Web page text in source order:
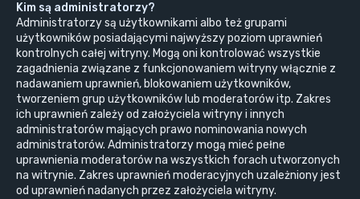
Kim są administratorzy?
Administratorzy są użytkownikami albo też grupami
użytkowników posiadającymi najwyższy poziom uprawnień
kontrolnych całej witryny. Mogą oni kontrolować wszystkie
zagadnienia związane z funkcjonowaniem witryny włącznie z
nadawaniem uprawnień, blokowaniem użytkowników,
tworzeniem grup użytkowników lub moderatorów itp. Zakres
ich uprawnień zależy od założyciela witryny i innych
administratorów mających prawo nominowania nowych
administratorów. Administratorzy mogą mieć pełne
uprawnienia moderatorów na wszystkich forach utworzonych
na witrynie. Zakres uprawnień moderacyjnych uzależniony jest
od uprawnień nadanych przez założyciela witryny.